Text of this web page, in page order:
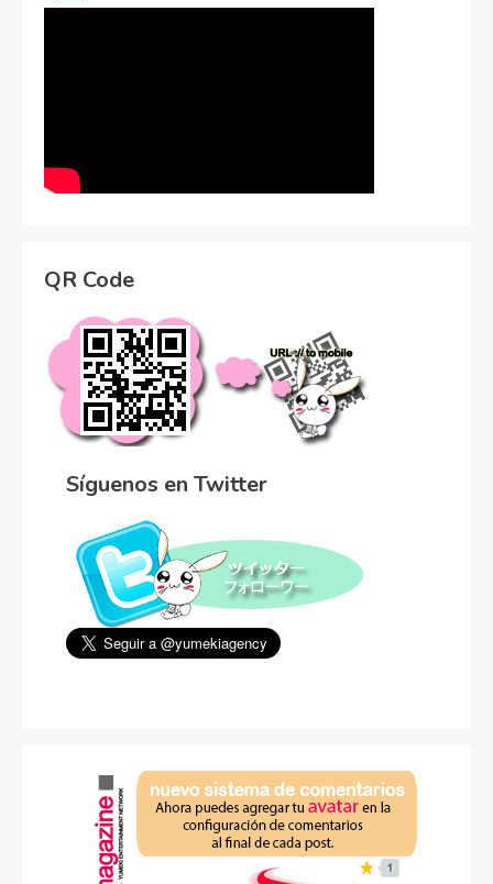
QR Code
Síguenos en Twitter